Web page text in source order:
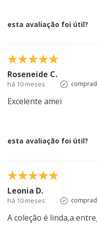
esta avaliação foi útil?
Roseneide C.
há 10 meses
Excelente amei
esta avaliação foi útil?
Leonia D.
há 10 meses
A coleção é linda,a